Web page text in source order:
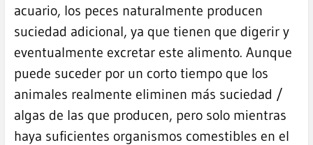
acuario, los peces naturalmente producen
suciedad adicional, ya que tienen que digerir y
eventualmente excretar este alimento. Aunque
puede suceder por un corto tiempo que los
animales realmente eliminen más suciedad /
algas de las que producen, pero solo mientras
haya suficientes organismos comestibles en el